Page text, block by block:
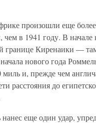
произошли еще
чем в 1941 году. В
границе Киренаики —
нового года
миль и, прежде чем
расстояния до
еще один удар,